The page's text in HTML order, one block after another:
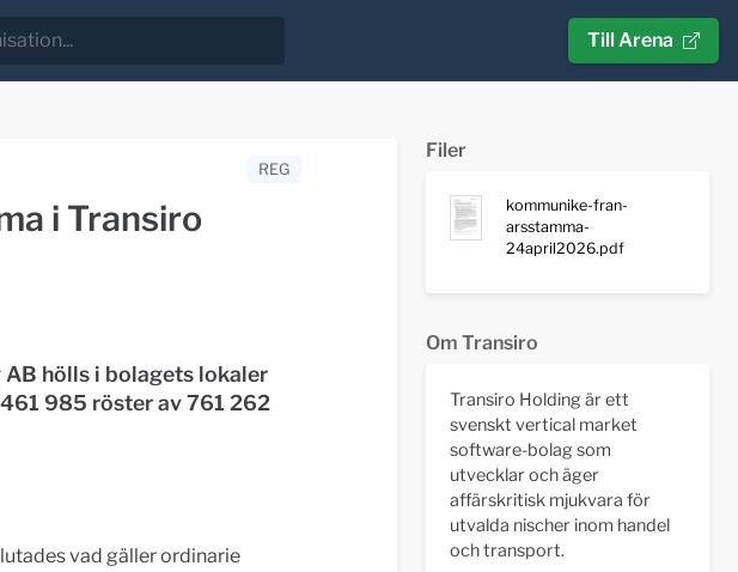
Till Arena
REG
i Transiro
hölls i bolagets lokaler
985 röster av 761 262
vad gäller ordinarie
Filer
kommunike-fran-
arsstamma-
24april2026.pdf
Om Transiro
Transiro Holding är ett
svenskt vertical market
software-bolag som
utvecklar och äger
affärskritisk mjukvara för
utvalda nischer inom handel
och transport.